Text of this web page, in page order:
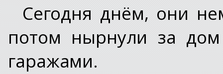
Сегодня днём, они
потом нырнули за
гаражами.